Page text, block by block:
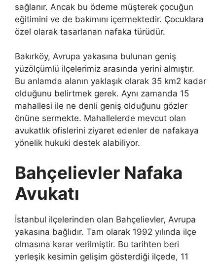
sağlanır. Ancak bu ödeme müşterek çocuğun
eğitimini ve de bakımını içermektedir. Çocuklara
özel olarak tasarlanan nafaka türüdür.
Bakırköy, Avrupa yakasına bulunan geniş
yüzölçümlü ilçelerimiz arasında yerini almıştır.
Bu anlamda alanın yaklaşık olarak 35 km2 kadar
olduğunu belirtmek gerek. Aynı zamanda 15
mahallesi ile ne denli geniş olduğunu gözler
önüne sermekte. Mahallelerde mevcut olan
avukatlık ofislerini ziyaret edenler de nafakaya
yönelik hukuki destek alabiliyor.
Bahçelievler Nafaka
Avukatı
İstanbul ilçelerinden olan Bahçelievler, Avrupa
yakasına bağlıdır. Tam olarak 1992 yılında ilçe
olmasına karar verilmiştir. Bu tarihten beri
yerleşik kesimin gelişim gösterdiği ilçede, 11